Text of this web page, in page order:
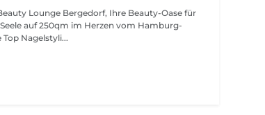
Lounge Bergedorf, Ihre Beauty-Oase für
auf 250qm im Herzen vom Hamburg-
Unsere Top Nagelstyli...